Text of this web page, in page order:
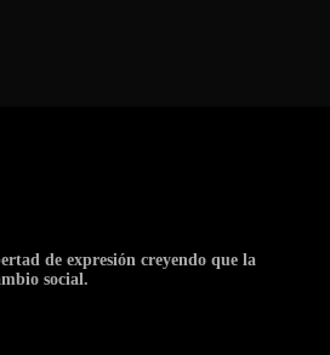
de expresión creyendo que la
social.